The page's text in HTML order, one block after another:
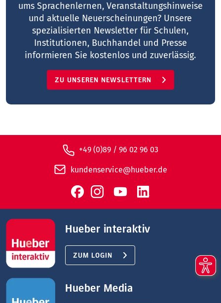
ums Sprachenlernen, Veranstaltungshinweise
und aktuelle Neuerscheinungen? Unsere
spezialisierten Newsletter für Schulen,
Institutionen, Buchhandel und Presse
informieren Sie kostenlos und zuverlässig.
ZU UNSEREN NEWSLETTERN
+49 (0)89 / 96 02 96 03
kundenservice@hueber.de
Hueber interaktiv
ZUM LOGIN
Hueber Media